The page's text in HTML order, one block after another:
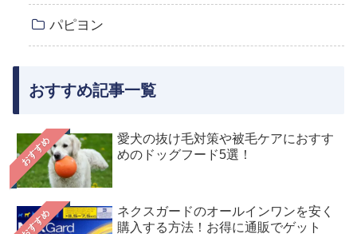
パピヨン
おすすめ記事一覧
おすすめ
愛犬の抜け毛対策や被毛ケアにおすす
めのドッグフード5選！
おすすめ
ネクスガードのオールインワンを安く
購入する方法！お得に通販でゲット